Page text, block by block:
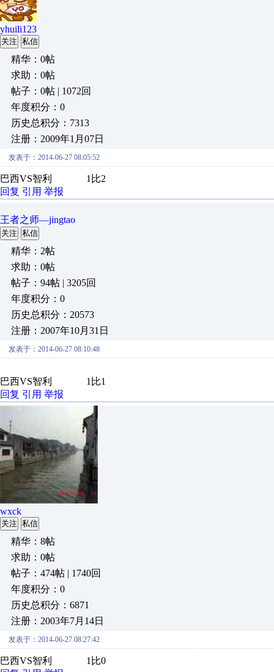
yhuili123
关注 私信
精华：0帖
求助：0帖
帖子：0帖 | 1072回
年度积分：0
历史总积分：7313
注册：2009年1月07日
发表于：2014-06-27 08:05:52
巴西VS智利 1比2
回复 引用 举报
王者之师—jingtao
关注 私信
精华：2帖
求助：0帖
帖子：94帖 | 3205回
年度积分：0
历史总积分：20573
注册：2007年10月31日
发表于：2014-06-27 08:10:48
巴西VS智利 1比1
回复 引用 举报
wxck
关注 私信
精华：8帖
求助：0帖
帖子：474帖 | 1740回
年度积分：0
历史总积分：6871
注册：2003年7月14日
发表于：2014-06-27 08:27:42
巴西VS智利 1比0